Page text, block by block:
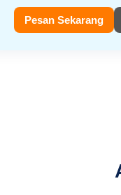
Pesan Sekarang